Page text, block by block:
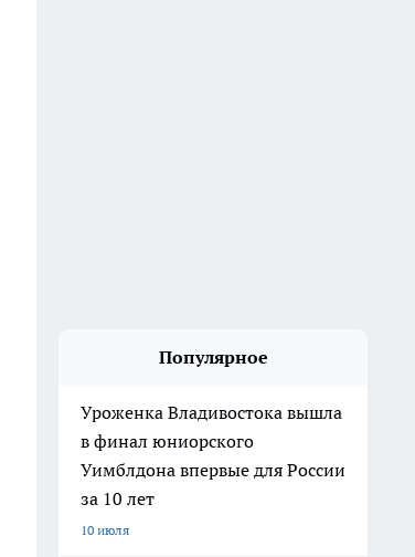
Популярное
Уроженка Владивостока вышла
в финал юниорского
Уимблдона впервые для России
за 10 лет
10 июля